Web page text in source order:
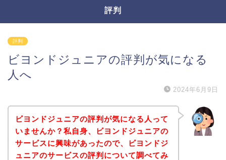
評判
評判
ビヨンドジュニアの評判が気になる
人へ
2024年6月9日
ビヨンドジュニアの評判が気になる人って
いませんか？私自身、ビヨンドジュニアの
サービスに興味があったので、ビヨンドジ
ュニアのサービスの評判について調べてみ